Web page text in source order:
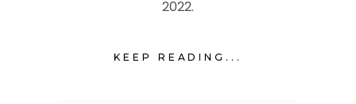
2022.
KEEP READING...